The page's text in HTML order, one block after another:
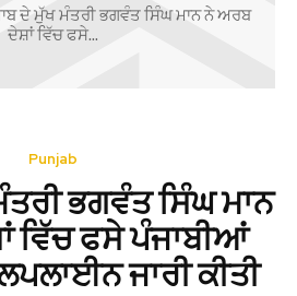
ਦੇ ਮੁੱਖ ਮੰਤਰੀ ਭਗਵੰਤ ਸਿੰਘ ਮਾਨ ਨੇ ਅਰਬ
ਦੇਸ਼ਾਂ ਵਿੱਚ ਫਸੇ...
Punjab
ਭਗਵੰਤ ਸਿੰਘ ਮਾਨ
ਵਿੱਚ ਫਸੇ ਪੰਜਾਬੀਆਂ
ਜਾਰੀ ਕੀਤੀ